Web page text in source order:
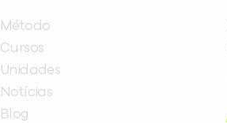
Método
Cursos
Unidades
Notícias
Blog